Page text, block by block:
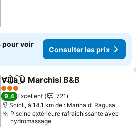
pour voir
Consulter les prix
PartagerAjouter à mes favoris
Villa U Marchisi B&B
3 Étoiles
9,4 Excellent
721
Scicli, à 14.1 km de : Marina di Ragusa
Piscine extérieure rafraîchissante avec
hydromassage